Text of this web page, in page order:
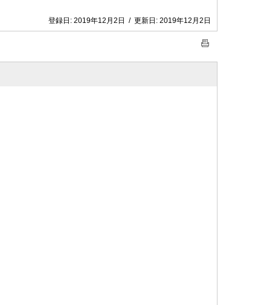
登録日: 2019年12月2日 / 更新日: 2019年12月2日